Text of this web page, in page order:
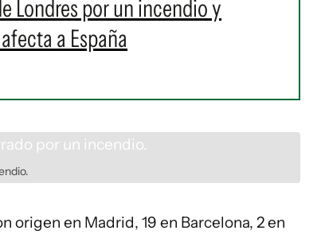
Londres por un incendio y
a España
origen en Madrid, 19 en Barcelona, 2 en